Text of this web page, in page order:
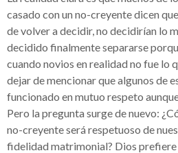
casado con un no-creyente dicen
de volver a decidir, no decidirían lo
decidido finalmente separarse
cuando novios en realidad no fue lo
dejar de mencionar que algunos de
funcionado en mutuo respeto
Pero la pregunta surge de nuevo:
no-creyente será respetuoso de
fidelidad matrimonial? Dios prefiere